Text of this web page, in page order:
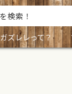
ガズレレって？